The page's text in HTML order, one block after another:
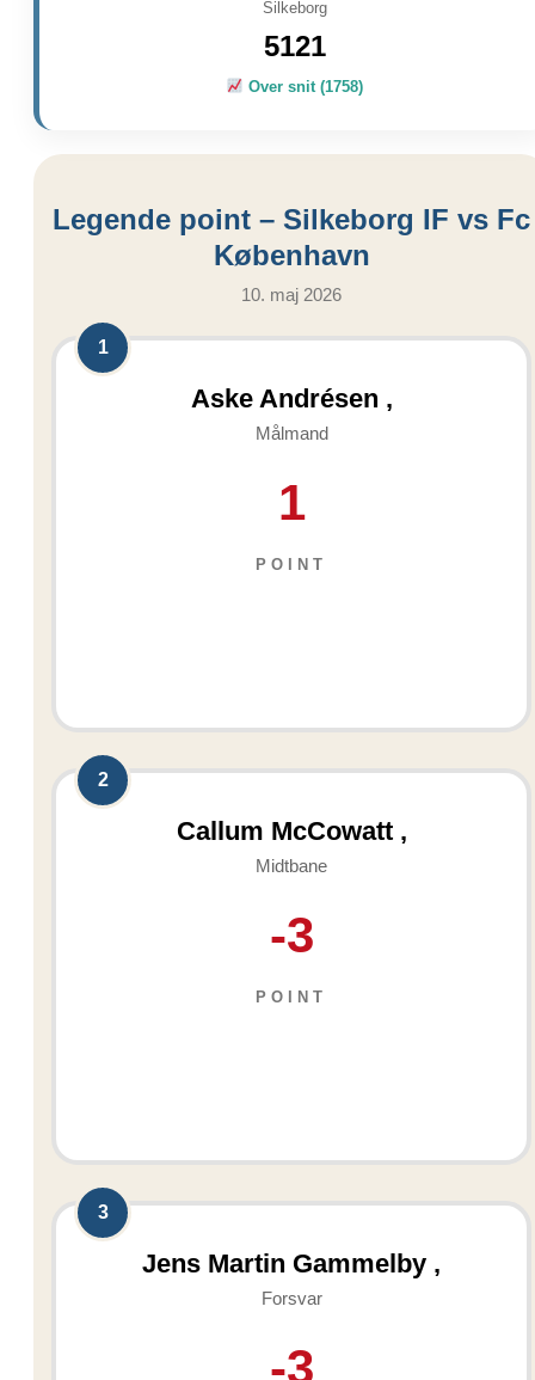
Silkeborg
5121
Over snit (1758)
Legende point – Silkeborg IF vs Fc
København
10. maj 2026
1
Aske Andrésen ,
Målmand
1
POINT
2
Callum McCowatt ,
Midtbane
-3
POINT
3
Jens Martin Gammelby ,
Forsvar
-3